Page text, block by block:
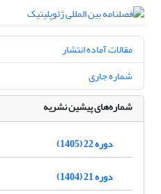
مقالات آماده انتشار
شماره جاری
شماره‌های پیشین نشریه
دوره 22 (1405)
دوره 21 (1404)